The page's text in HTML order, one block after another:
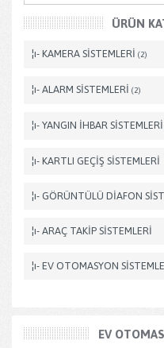
ÜRÜN
¦ı- KAMERA SİSTEMLERİ (2)
¦ı- ALARM SİSTEMLERİ (2)
¦ı- YANGIN İHBAR SİSTEMLERİ
¦ı- KARTLI GEÇİŞ SİSTEMLERİ
¦ı- GÖRÜNTÜLÜ DİAFON
¦ı- ARAÇ TAKİP SİSTEMLERİ
¦ı- EV OTOMASYON
EV